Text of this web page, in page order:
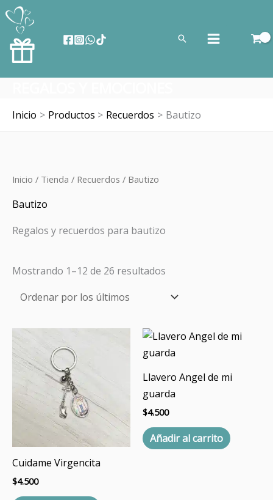
contenido
Buscar
Inicio Productos Recuerdos Bautizo
Inicio / Tienda / Recuerdos / Bautizo
Bautizo
Regalos y recuerdos para bautizo
Mostrando 1–12 de 26 resultados
Cuidame Virgencita
$4.500
Llavero Angel de mi
guarda
$4.500
Añadir al carrito